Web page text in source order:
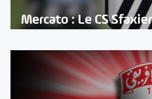
Mercato : Le CS